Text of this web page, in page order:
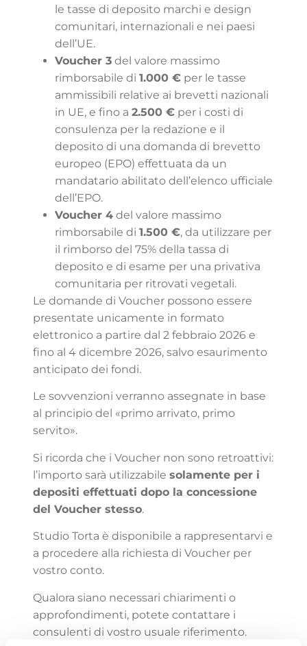
le tasse di deposito marchi e design
comunitari, internazionali e nei paesi
dell’UE.
Voucher 3 del valore massimo
rimborsabile di 1.000 € per le tasse
ammissibili relative ai brevetti nazionali
in UE, e fino a 2.500 € per i costi di
consulenza per la redazione e il
deposito di una domanda di brevetto
europeo (EPO) effettuata da un
mandatario abilitato dell’elenco ufficiale
dell’EPO.
Voucher 4 del valore massimo
rimborsabile di 1.500 €, da utilizzare per
il rimborso del 75% della tassa di
deposito e di esame per una privativa
comunitaria per ritrovati vegetali.
Le domande di Voucher possono essere
presentate unicamente in formato
elettronico a partire dal 2 febbraio 2026 e
fino al 4 dicembre 2026, salvo esaurimento
anticipato dei fondi.
Le sovvenzioni verranno assegnate in base
al principio del «primo arrivato, primo
servito».
Si ricorda che i Voucher non sono retroattivi:
l’importo sarà utilizzabile solamente per i
depositi effettuati dopo la concessione
del Voucher stesso.
Studio Torta è disponibile a rappresentarvi e
a procedere alla richiesta di Voucher per
vostro conto.
Qualora siano necessari chiarimenti o
approfondimenti, potete contattare i
consulenti di vostro usuale riferimento.